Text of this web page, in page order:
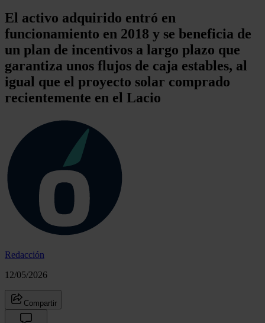
El activo adquirido entró en
funcionamiento en 2018 y se beneficia de
un plan de incentivos a largo plazo que
garantiza unos flujos de caja estables, al
igual que el proyecto solar comprado
recientemente en el Lacio
Redacción
12/05/2026
Compartir